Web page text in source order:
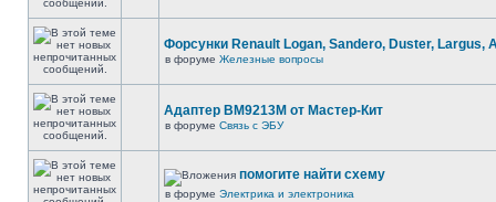
Форсунки Renault Logan, Sandero, Duster, Largus,
в форуме Железные вопросы
Адаптер BM9213M от Мастер-Кит
в форуме Связь с ЭБУ
помогите найти схему
в форуме Электрика и электроника